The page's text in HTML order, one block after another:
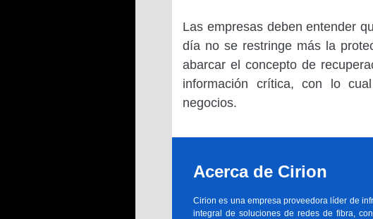
Las empresas deben entender
día no se restringe más la
abarcar el concepto de
información crítica, con lo
negocios.
Acerca de Cirion
Cirion es una empresa proveedora líder de
integral de soluciones de redes de fibra,